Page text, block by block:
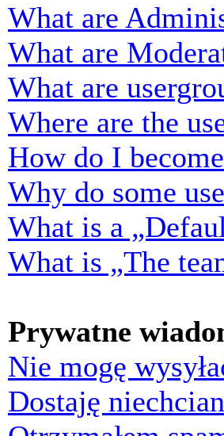
What are
What are
What are
Where are the
How do I
Why do some
What is a
What is „The
Prywatne
Nie mogę
Dostaję